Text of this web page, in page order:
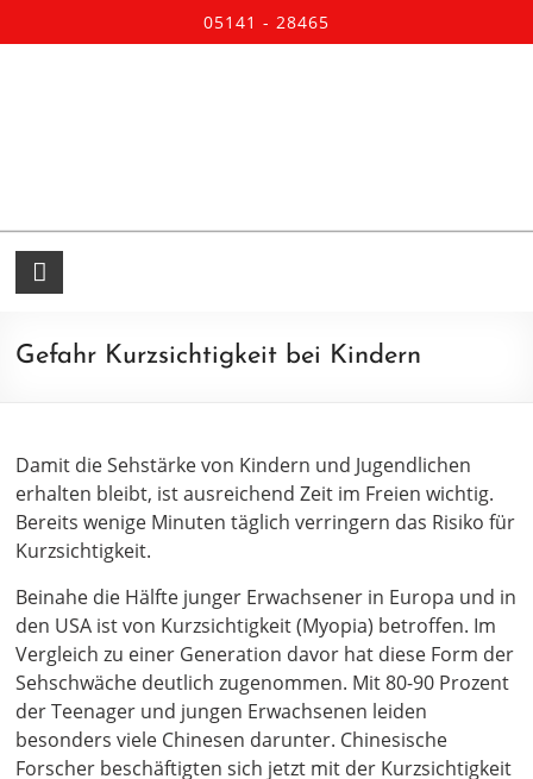
05141 - 28465
Gefahr Kurzsichtigkeit bei Kindern
Damit die Sehstärke von Kindern und Jugendlichen
erhalten bleibt, ist ausreichend Zeit im Freien wichtig.
Bereits wenige Minuten täglich verringern das Risiko für
Kurzsichtigkeit.
Beinahe die Hälfte junger Erwachsener in Europa und in
den USA ist von Kurzsichtigkeit (Myopia) betroffen. Im
Vergleich zu einer Generation davor hat diese Form der
Sehschwäche deutlich zugenommen. Mit 80-90 Prozent
der Teenager und jungen Erwachsenen leiden
besonders viele Chinesen darunter. Chinesische
Forscher beschäftigten sich jetzt mit der Kurzsichtigkeit